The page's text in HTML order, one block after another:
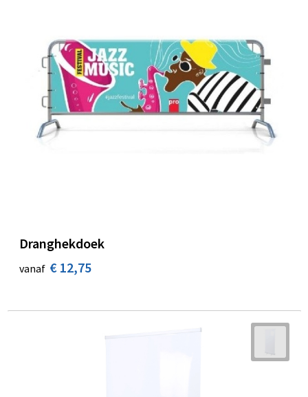
Dranghekdoek
vanaf € 12,75